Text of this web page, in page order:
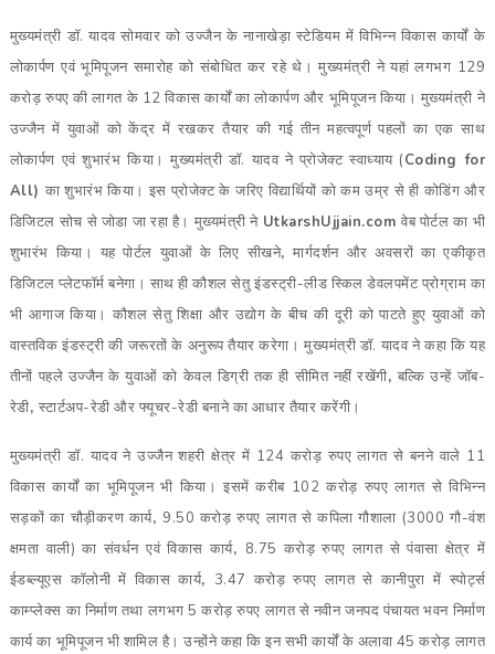
मुख्यमंत्री डॉ. यादव सोमवार को उज्जैन के नानाखेड़ा स्टेडियम में विभिन्न विकास कार्यों के
लोकार्पण एवं भूमिपूजन समारोह को संबोधित कर रहे थे। मुख्यमंत्री ने यहां लगभग 129
करोड़ रुपए की लागत के 12 विकास कार्यों का लोकार्पण और भूमिपूजन किया। मुख्यमंत्री ने
उज्जैन में युवाओं को केंद्र में रखकर तैयार की गई तीन महत्वपूर्ण पहलों का एक साथ
लोकार्पण एवं शुभारंभ किया। मुख्यमंत्री डॉ. यादव ने प्रोजेक्ट स्वाध्याय (Coding for
All) का शुभारंभ किया। इस प्रोजेक्ट के जरिए विद्यार्थियों को कम उम्र से ही कोडिंग और
डिजिटल सोच से जोडा जा रहा है। मुख्यमंत्री ने UtkarshUjjain.comवेब पोर्टल का भी
शुभारंभ किया। यह पोर्टल युवाओं के लिए सीखने,मार्गदर्शन और अवसरों का एकीकृत
डिजिटल प्लेटफॉर्म बनेगा। साथ ही कौशल सेतु इंडस्ट्री-लीड स्किल डेवलपमेंट प्रोग्राम का
भी आगाज किया। कौशल सेतु शिक्षा और उद्योग के बीच की दूरी को पाटते हुए युवाओं को
वास्तविक इंडस्ट्री की जरूरतों के अनुरूप तैयार करेगा। मुख्यमंत्री डॉ. यादव ने कहा कि यह
तीनों पहले उज्जैन के युवाओं को केवल डिग्री तक ही सीमित नहीं रखेंगी, बल्कि उन्हें जॉब-
रेडी, स्टार्टअप-रेडी और फ्यूचर-रेडी बनाने का आधार तैयार करेंगी।
मुख्यमंत्री डॉ. यादव ने उज्जैन शहरी क्षेत्र में 124 करोड़ रुपए लागत से बनने वाले 11
विकास कार्यों का भूमिपूजन भी किया। इसमें करीब 102 करोड़ रुपए लागत से विभिन्न
सड़कों का चौड़ीकरण कार्य,9.50 करोड़ रुपए लागत से कपिला गौशाला (3000 गौ-वंश
क्षमता वाली) का संवर्धन एवं विकास कार्य, 8.75 करोड़ रुपए लागत से पंवासा क्षेत्र में
ईडब्ल्यूएस कॉलोनी में विकास कार्य, 3.47 करोड़ रुपए लागत से कानीपुरा में स्पोर्ट्स
काम्प्लेक्स का निर्माण तथा लगभग 5 करोड़ रुपए लागत से नवीन जनपद पंचायत भवन निर्माण
कार्य का भूमिपूजन भी शामिल है। उन्होंने कहा कि इन सभी कार्यों के अलावा 45 करोड़ लागत